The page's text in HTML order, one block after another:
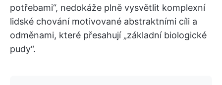
potřebami“, nedokáže plně vysvětlit komplexní
lidské chování motivované abstraktními cíli a
odměnami, které přesahují „základní biologické
pudy“.